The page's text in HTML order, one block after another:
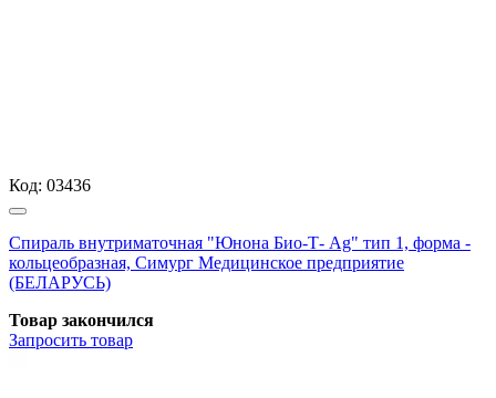
Код: 03436
Спираль внутриматочная "Юнона Био-Т- Аg" тип 1, форма -
кольцеобразная, Симург Медицинское предприятие
(БЕЛАРУСЬ)
Товар закончился
Запросить товар